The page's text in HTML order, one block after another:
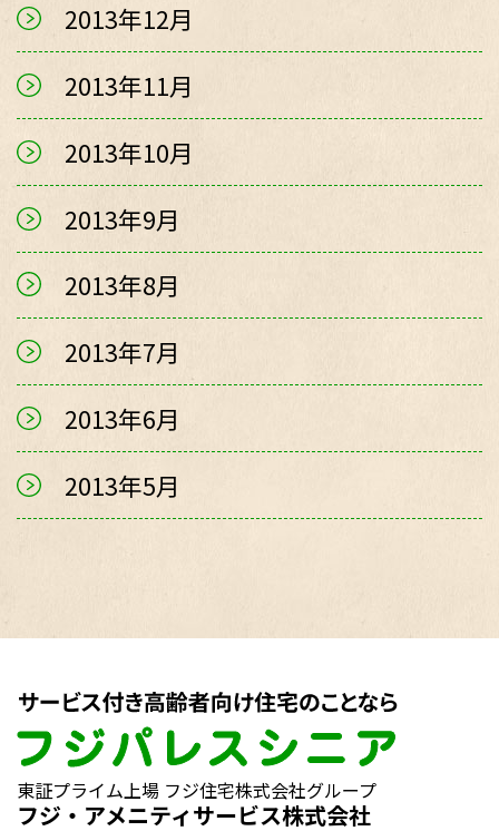
2013年12月
2013年11月
2013年10月
2013年9月
2013年8月
2013年7月
2013年6月
2013年5月
東証プライム上場 フジ住宅株式会社グループ
フジ・アメニティサービス株式会社